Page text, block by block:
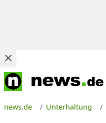
news.de Unterhaltung